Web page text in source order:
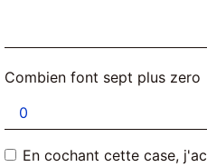
Combien font sept plus zero
En cochant cette case,